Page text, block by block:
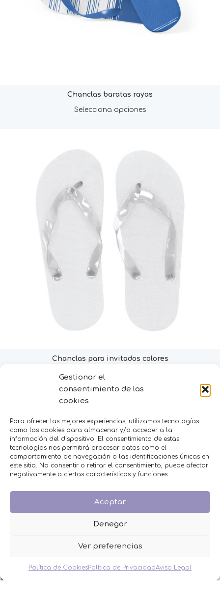
Gestionar el
consentimiento de las
cookies
Para ofrecer las mejores experiencias, utilizamos tecnologías
como las cookies para almacenar y/o acceder a la
información del dispositivo. El consentimiento de estas
tecnologías nos permitirá procesar datos como el
comportamiento de navegación o las identificaciones únicas en
este sitio. No consentir o retirar el consentimiento, puede afectar
negativamente a ciertas características y funciones.
Aceptar
Denegar
Ver preferencias
Política de CookiesPolítica de PrivacidadAviso Legal
Chanclas baratas rayas
Selecciona opciones
Chanclas para invitados colores
Selecciona opciones
Inicio
Tienda
Decoración
FAQS
Contacto
MUJERES
NIÑOS